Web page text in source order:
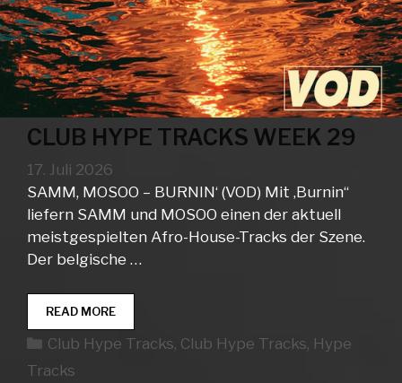
CLUB HYPE TRACKS WEEK 29
17. Juli 2026
SAMM, MOSOO – BURNIN‘ (VOD) Mit ‚Burnin“
liefern SAMM und MOSOO einen der aktuell
meistgespielten Afro-House-Tracks der Szene.
Der belgische …
READ MORECLUB
HYPE
TRACKS
Kategorien
Club Hype Tracks, Club Hype Tracks, Hype
Tracks